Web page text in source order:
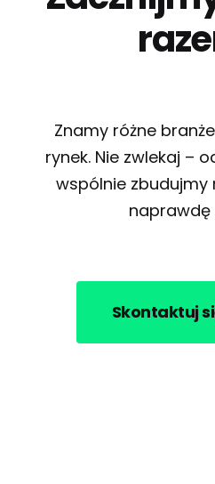
Znamy różne
rynek. Nie zwlekaj –
wspólnie
naprawdę
Skontaktuj